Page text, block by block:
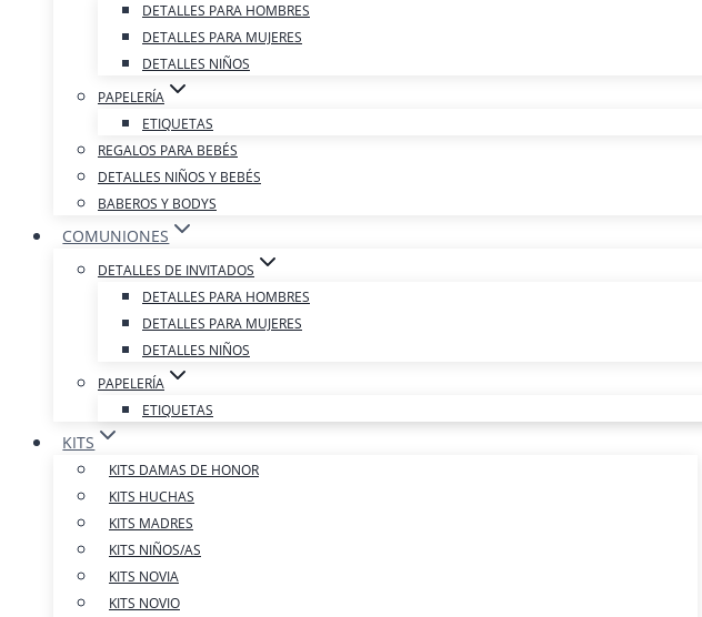
DETALLES PARA HOMBRES
DETALLES PARA MUJERES
DETALLES NIÑOS
PAPELERÍA
ETIQUETAS
REGALOS PARA BEBÉS
DETALLES NIÑOS Y BEBÉS
BABEROS Y BODYS
COMUNIONES
DETALLES DE INVITADOS
DETALLES PARA HOMBRES
DETALLES PARA MUJERES
DETALLES NIÑOS
PAPELERÍA
ETIQUETAS
KITS
KITS DAMAS DE HONOR
KITS HUCHAS
KITS MADRES
KITS NIÑOS/AS
KITS NOVIA
KITS NOVIO